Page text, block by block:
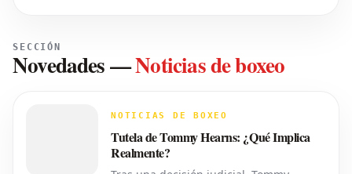
SECCIÓN
Novedades—Noticias de boxeo
NOTICIAS DE BOXEO
Tutela de Tommy Hearns: ¿Qué Implica
Realmente?